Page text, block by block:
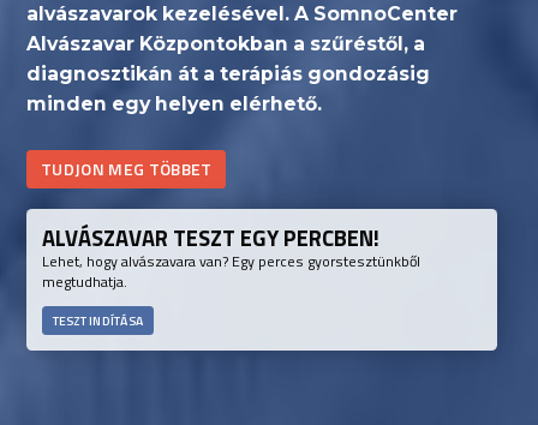
alvászavarok kezelésével. A SomnoCenter
Alvászavar Központokban a szűréstől, a
diagnosztikán át a terápiás gondozásig
minden egy helyen elérhető.
TUDJON MEG TÖBBET
ALVÁSZAVAR TESZT EGY PERCBEN!
Lehet, hogy alvászavara van? Egy perces gyorstesztünkből
megtudhatja.
TESZT INDÍTÁSA